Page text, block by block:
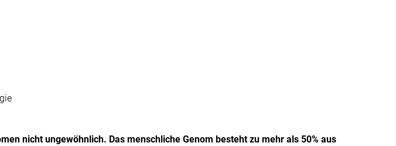
nicht ungewöhnlich. Das menschliche Genom besteht zu mehr als 50% aus